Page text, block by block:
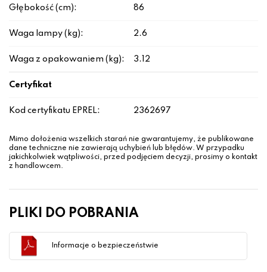
Głębokość (cm): 86
Waga lampy (kg): 2.6
Waga z opakowaniem (kg): 3.12
Certyfikat
Kod certyfikatu EPREL: 2362697
Mimo dołożenia wszelkich starań nie gwarantujemy, że publikowane
dane techniczne nie zawierają uchybień lub błędów. W przypadku
jakichkolwiek wątpliwości, przed podjęciem decyzji, prosimy o kontakt
z handlowcem.
PLIKI DO POBRANIA
Informacje o bezpieczeństwie